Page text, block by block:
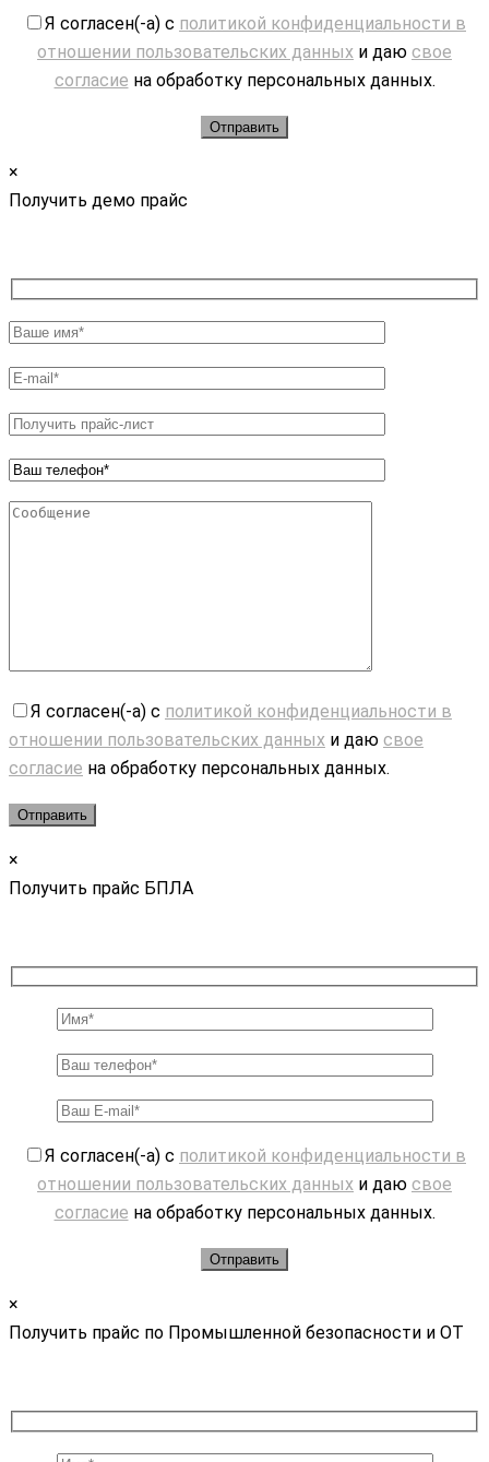
Я согласен(-а) с политикой конфиденциальности в
отношении пользовательских данных и даю свое
согласие на обработку персональных данных.
×
Получить демо прайс
Я согласен(-а) с политикой конфиденциальности в
отношении пользовательских данных и даю свое
согласие на обработку персональных данных.
×
Получить прайс БПЛА
Я согласен(-а) с политикой конфиденциальности в
отношении пользовательских данных и даю свое
согласие на обработку персональных данных.
×
Получить прайс по Промышленной безопасности и ОТ